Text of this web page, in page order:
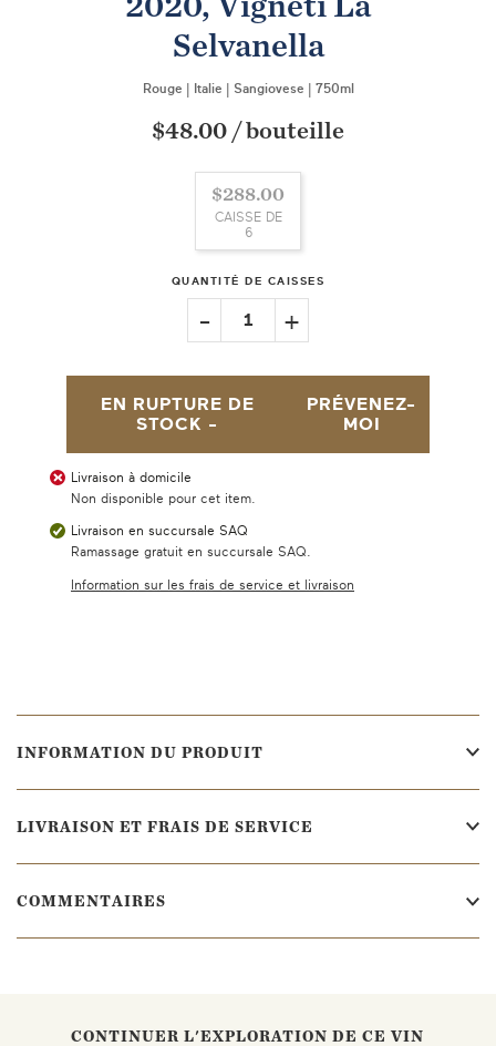
Selvanella
Rouge Italie Sangiovese 750ml
$48.00 /bouteille
$288.00
CAISSE DE
6
QUANTITÉ DE CAISSES
- 1 +
EN RUPTURE DE
STOCK -
PRÉVENEZ-
MOI
Livraison à domicile
Non disponible pour cet item.
Livraison en succursale SAQ
Ramassage gratuit en succursale SAQ.
Information sur les frais de service et livraison
INFORMATION DU PRODUIT
LIVRAISON ET FRAIS DE SERVICE
COMMENTAIRES
CONTINUER L'EXPLORATION DE CE VIN